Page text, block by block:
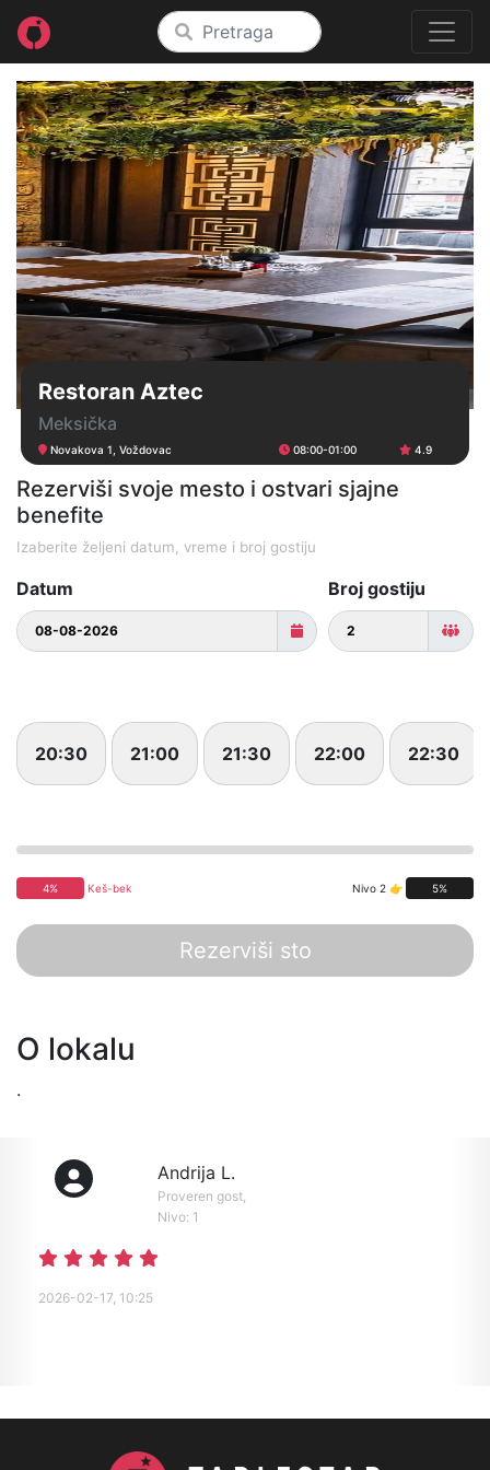
Restoran Aztec
Meksička
Novakova 1, Voždovac 08:00-01:00 4.9
Rezerviši svoje mesto i ostvari sjajne
benefite
Izaberite željeni datum, vreme i broj gostiju
Datum Broj gostiju
20:30 21:00 21:30 22:00 22:30
4% Keš-bek Nivo 2 👉 5%
Rezerviši sto
O lokalu
.
Andrija L.
Proveren gost,
Nivo: 1
2026-02-17, 10:25